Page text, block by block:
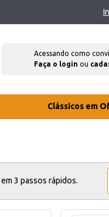
Acessando como
Faça o login ou
Clássicos em
3 passos rápidos.